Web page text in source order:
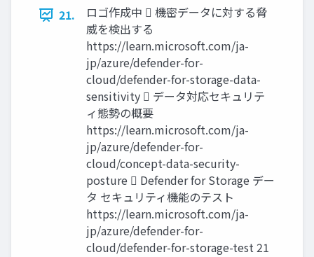
21.
ロゴ作成中  機密データに対する脅
威を検出する
https://learn.microsoft.com/ja-
jp/azure/defender-for-
cloud/defender-for-storage-data-
sensitivity  データ対応セキュリテ
ィ態勢の概要
https://learn.microsoft.com/ja-
jp/azure/defender-for-
cloud/concept-data-security-
posture  Defender for Storage デー
タ セキュリティ機能のテスト
https://learn.microsoft.com/ja-
jp/azure/defender-for-
cloud/defender-for-storage-test 21